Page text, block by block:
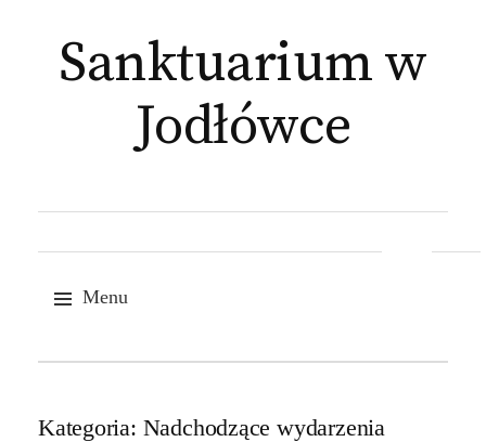
Sanktuarium w
Jodłówce
Menu
Kategoria: Nadchodzące wydarzenia